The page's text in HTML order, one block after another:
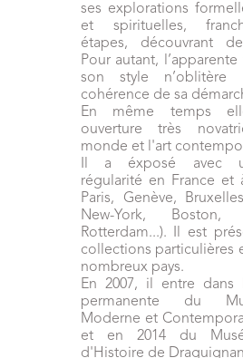
ses explorations
et spirituelles,
étapes, découvrant
Pour autant,
son style
cohérence de sa
En même temps
ouverture très
monde et l'art
Il a éxposé avec
régularité en France et
Paris, Genève,
New-York, Boston,
Rotterdam...). Il est
collections particulières
nombreux pays.
En 2007, il entre dans
permanente du
Moderne et
et en 2014 du
d'Histoire de